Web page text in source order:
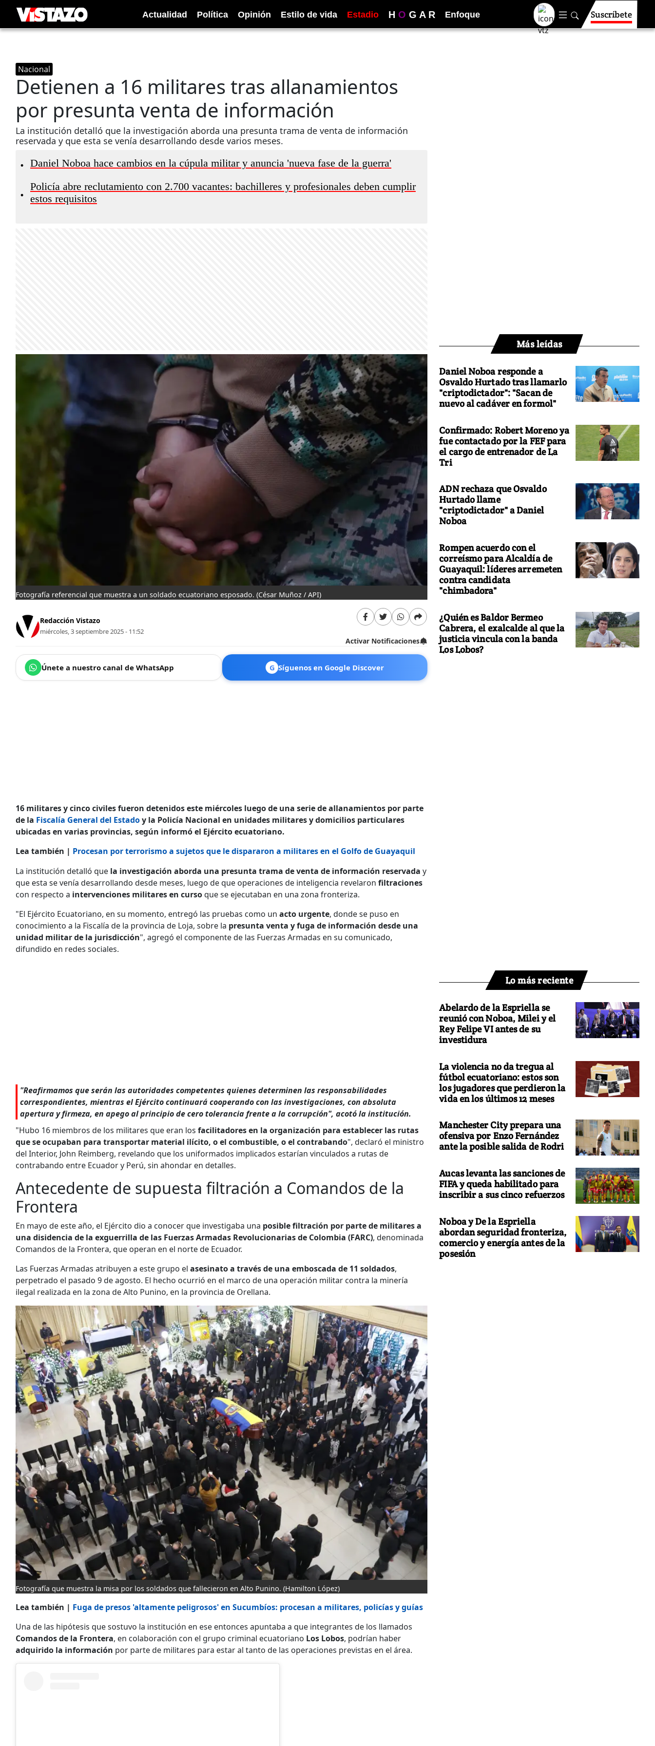
Actualidad Política Opinión Estilo de vida Estadio H O G A R Enfoque Suscríbete
Nacional
Detienen a 16 militares tras allanamientos
por presunta venta de información
La institución detalló que la investigación aborda una presunta trama de venta de información
reservada y que esta se venía desarrollando desde varios meses.
• Daniel Noboa hace cambios en la cúpula militar y anuncia 'nueva fase de la guerra'
•
Policía abre reclutamiento con 2.700 vacantes: bachilleres y profesionales deben cumplir
estos requisitos
Fotografía referencial que muestra a un soldado ecuatoriano esposado. (César Muñoz / API)
Redacción Vistazo
miércoles, 3 septiembre 2025 - 11:52
Activar Notificaciones
Únete a nuestro canal de WhatsApp G Síguenos en Google Discover
16 militares y cinco civiles fueron detenidos este miércoles luego de una serie de allanamientos por parte
de la Fiscalía General del Estadoy la Policía Nacional en unidades militares y domicilios particulares
ubicadas en varias provincias, según informó el Ejército ecuatoriano.
Lea también | Procesan por terrorismo a sujetos que le dispararon a militares en el Golfo de Guayaquil
La institución detalló que la investigación aborda una presunta trama de venta de información reservada y
que esta se venía desarrollando desde meses, luego de que operaciones de inteligencia revelaron filtraciones
con respecto a intervenciones militares en cursoque se ejecutaban en una zona fronteriza.
"El Ejército Ecuatoriano, en su momento, entregó las pruebas como un acto urgente, donde se puso en
conocimiento a la Fiscalía de la provincia de Loja, sobre la presunta venta y fuga de información desde una
unidad militar de la jurisdicción", agregó el componente de las Fuerzas Armadas en su comunicado,
difundido en redes sociales.
"Reafirmamos que serán las autoridades competentes quienes determinen las responsabilidades
correspondientes, mientras el Ejército continuará cooperando con las investigaciones, con absoluta
apertura y firmeza, en apego al principio de cero tolerancia frente a la corrupción", acotó la institución.
"Hubo 16 miembros de los militares que eran los facilitadores en la organización para establecer las rutas
que se ocupaban para transportar material ilícito, o el combustible, o el contrabando", declaró el ministro
del Interior, John Reimberg, revelando que los uniformados implicados estarían vinculados a rutas de
contrabando entre Ecuador y Perú, sin ahondar en detalles.
Antecedente de supuesta filtración a Comandos de la
Frontera
En mayo de este año, el Ejército dio a conocer que investigaba una posible filtración por parte de militares a
una disidencia de la exguerrilla de las Fuerzas Armadas Revolucionarias de Colombia (FARC), denominada
Comandos de la Frontera, que operan en el norte de Ecuador.
Las Fuerzas Armadas atribuyen a este grupo el asesinato a través de una emboscada de 11 soldados,
perpetrado el pasado 9 de agosto. El hecho ocurrió en el marco de una operación militar contra la minería
ilegal realizada en la zona de Alto Punino, en la provincia de Orellana.
Fotografía que muestra la misa por los soldados que fallecieron en Alto Punino. (Hamilton López)
Lea también | Fuga de presos 'altamente peligrosos' en Sucumbíos: procesan a militares, policías y guías
Una de las hipótesis que sostuvo la institución en ese entonces apuntaba a que integrantes de los llamados
Comandos de la Frontera, en colaboración con el grupo criminal ecuatoriano Los Lobos, podrían haber
adquirido la información por parte de militares para estar al tanto de las operaciones previstas en el área.
Más leídas
Daniel Noboa responde a
Osvaldo Hurtado tras llamarlo
"criptodictador": "Sacan de
nuevo al cadáver en formol"
Confirmado: Robert Moreno ya
fue contactado por la FEF para
el cargo de entrenador de La
Tri
ADN rechaza que Osvaldo
Hurtado llame
"criptodictador" a Daniel
Noboa
Rompen acuerdo con el
correísmo para Alcaldía de
Guayaquil: líderes arremeten
contra candidata
"chimbadora"
¿Quién es Baldor Bermeo
Cabrera, el exalcalde al que la
justicia vincula con la banda
Los Lobos?
Lo más reciente
Abelardo de la Espriella se
reunió con Noboa, Milei y el
Rey Felipe VI antes de su
investidura
La violencia no da tregua al
fútbol ecuatoriano: estos son
los jugadores que perdieron la
vida en los últimos 12 meses
Manchester City prepara una
ofensiva por Enzo Fernández
ante la posible salida de Rodri
Aucas levanta las sanciones de
FIFA y queda habilitado para
inscribir a sus cinco refuerzos
Noboa y De la Espriella
abordan seguridad fronteriza,
comercio y energía antes de la
posesión